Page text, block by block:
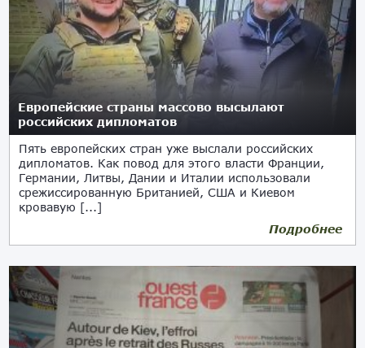
Европейские страны массово высылают
российских дипломатов
Пять европейских стран уже выслали российских
дипломатов. Как повод для этого власти Франции,
Германии, Литвы, Дании и Италии использовали
срежиссированную Британией, США и Киевом
кровавую [...]
Подробнее